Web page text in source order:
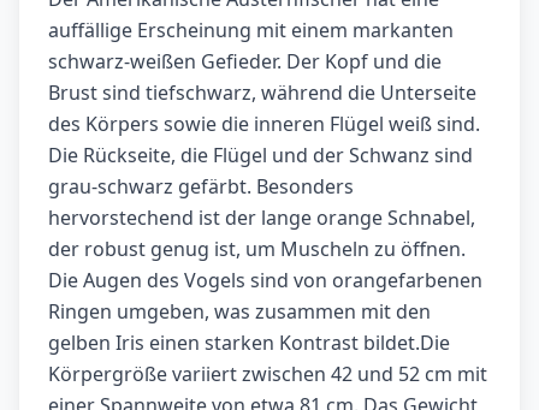
auffällige Erscheinung mit einem markanten
schwarz-weißen Gefieder. Der Kopf und die
Brust sind tiefschwarz, während die Unterseite
des Körpers sowie die inneren Flügel weiß sind.
Die Rückseite, die Flügel und der Schwanz sind
grau-schwarz gefärbt. Besonders
hervorstechend ist der lange orange Schnabel,
der robust genug ist, um Muscheln zu öffnen.
Die Augen des Vogels sind von orangefarbenen
Ringen umgeben, was zusammen mit den
gelben Iris einen starken Kontrast bildet.Die
Körpergröße variiert zwischen 42 und 52 cm mit